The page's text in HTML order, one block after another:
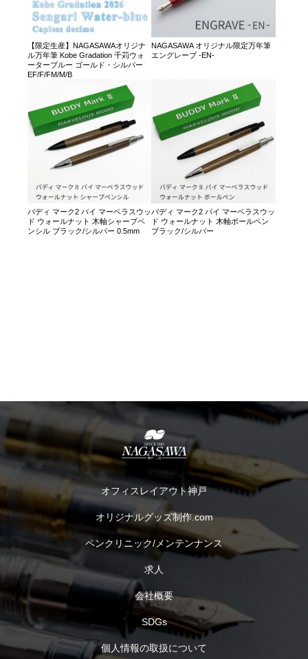
【限定生産】NAGASAWAオリジナ
ル万年筆 Kobe Gradation 千苅ウォ
ーターブルー ゴールド・シルバー
EF/F/FM/M/B
NAGASAWA オリジナル限定万年筆
エングレーブ -EN-
バディ マーク2 バイ マーベラスウッ
ド ウォールナット 木軸シャープペ
ンシル ブラック/シルバー 0.5mm
バディ マーク2 バイ マーベラスウッ
ド ウォールナット 木軸ボールペン
ブラック/シルバー
オフィスレイアウト神戸
オリジナルグッズ制作.com
ペンクリニック/メンテンナンス
求人
会社概要
SDGs
個人情報の取扱について